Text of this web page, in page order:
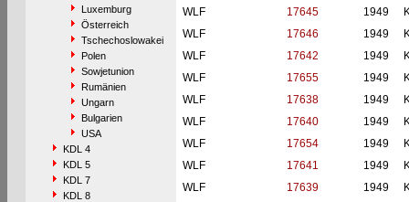
Luxemburg
Österreich
Tschechoslowakei
Polen
Sowjetunion
Rumänien
Ungarn
Bulgarien
USA
KDL 4
KDL 5
KDL 7
KDL 8
WLF
17645 1949
WLF
17646 1949
WLF
17642 1949
WLF
17655 1949
WLF
17638 1949
WLF
17640 1949
WLF
17654 1949
WLF
17641 1949
WLF
17639 1949